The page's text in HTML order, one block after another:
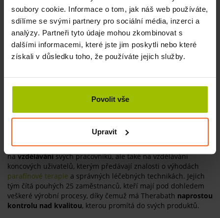
soubory cookie. Informace o tom, jak náš web používáte,
sdílíme se svými partnery pro sociální média, inzerci a
analýzy. Partneři tyto údaje mohou zkombinovat s
dalšími informacemi, které jste jim poskytli nebo které
získali v důsledku toho, že používáte jejich služby.
Povolit vše
Upravit
Therabath - odborník na parafínovou
ZnačkaTherabathProfessional Thermotherapy funguje na
pracuje na udržení svého postavení a úrovně
znalostína trhu parafínové terapie. Vynakládají značné úsilí
navzdělávánísvých pracovníků, ale také na vzdělávání
koncových uživatelů, kterým předávají znalosti o výhodách
parafínové terapie a správných léčebných technikách. Jejich
tým čítá pouhých 25 zaměstnanců, kteří mají pod dohledem
veškeré výrobní procesy, díky čemuž má Therabath naprostou
kontrolu nad kvalitou, kterou promítá do svých produktů.